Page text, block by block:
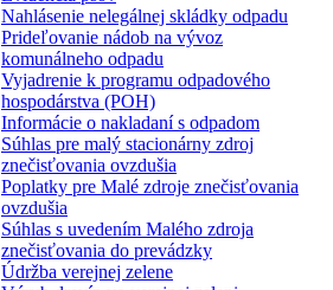
Nahlásenie nelegálnej skládky odpadu
Prideľovanie nádob na vývoz
komunálneho odpadu
Vyjadrenie k programu odpadového
hospodárstva (POH)
Informácie o nakladaní s odpadom
Súhlas pre malý stacionárny zdroj
znečisťovania ovzdušia
Poplatky pre Malé zdroje znečisťovania
ovzdušia
Súhlas s uvedením Malého zdroja
znečisťovania do prevádzky
Údržba verejnej zelene